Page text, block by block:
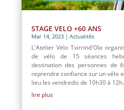
STAGE VELO +60 ANS
Mar 14, 2023| Actualités
L'Atelier Vélo Txirrind'Ola
de vélo de 15 séances
destination des personnes de
reprendre confiance sur un vélo
lieu les vendredis de 10h30 à
lire plus